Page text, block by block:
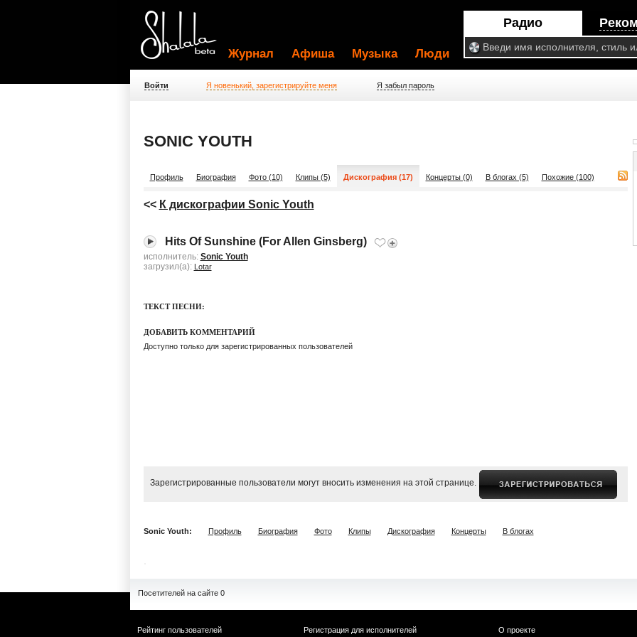
Радио
Журнал Афиша Музыка Люди
Войти Я новенький, зарегистрируйте меня Я забыл пароль
SONIC YOUTH
Профиль Биография Фото (10) Клипы (5) Дискография (17) Концерты (0) В блогах (5) Похожие (100)
<< К дискографии Sonic Youth
Hits Of Sunshine (For Allen Ginsberg)
исполнитель: Sonic Youth
загрузил(а): Lotar
ТЕКСТ ПЕСНИ:
ДОБАВИТЬ КОММЕНТАРИЙ
Доступно только для зарегистрированных пользователей
Зарегистрированные пользователи могут вносить изменения на этой странице.
Sonic Youth: Профиль Биография Фото Клипы Дискография Концерты В блогах
Посетителей на сайте 0
Рейтинг пользователей
Регистрация для исполнителей
О проекте